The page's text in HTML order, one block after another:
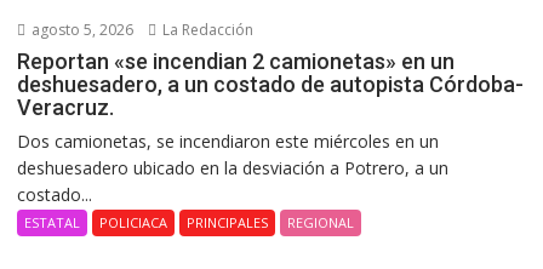
agosto 5, 2026 La Redacción
Reportan «se incendian 2 camionetas» en un
deshuesadero, a un costado de autopista Córdoba-
Veracruz.
Dos camionetas, se incendiaron este miércoles en un
deshuesadero ubicado en la desviación a Potrero, a un
costado...
ESTATAL POLICIACA PRINCIPALES REGIONAL